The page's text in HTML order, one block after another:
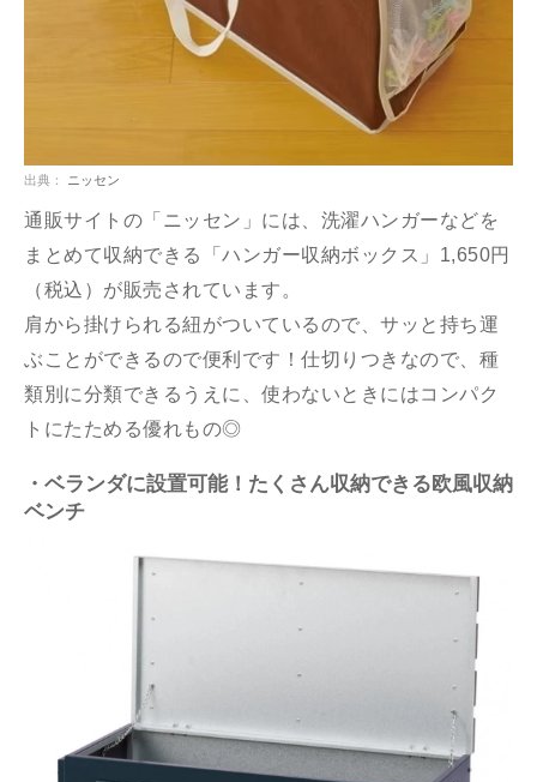
出典： ニッセン
通販サイトの「ニッセン」には、洗濯ハンガーなどを
まとめて収納できる「ハンガー収納ボックス」1,650円
（税込）が販売されています。
肩から掛けられる紐がついているので、サッと持ち運
ぶことができるので便利です！仕切りつきなので、種
類別に分類できるうえに、使わないときにはコンパク
トにたためる優れもの◎
・ベランダに設置可能！たくさん収納できる欧風収納
ベンチ